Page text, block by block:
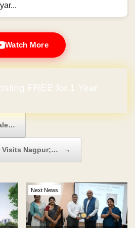
Watch More
FREE for 1 Year
Visits Nagpur;… →
Next News